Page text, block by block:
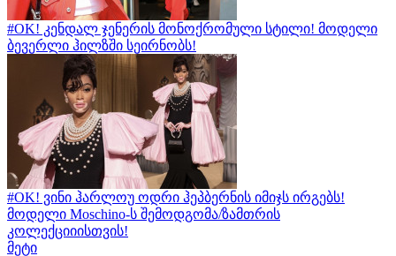
#OK! კენდალ ჯენერის მონოქრომული სტილი! მოდელი
ბევერლი ჰილზში სეირნობს!
#OK! ვინი ჰარლოუ ოდრი ჰეპბერნის იმიჯს ირგებს!
მოდელი Moschino-ს შემოდგომა/ზამთრის
კოლექციიისთვის!
მეტი